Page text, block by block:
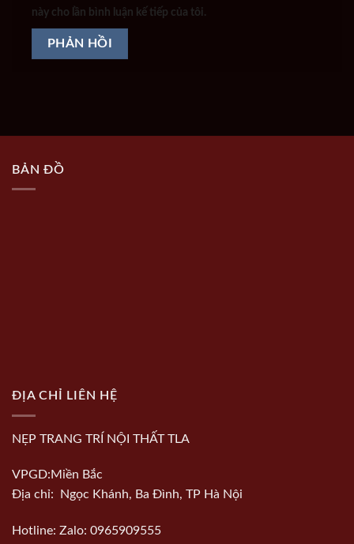
này cho lần bình luận kế tiếp của tôi.
BẢN ĐỒ
ĐỊA CHỈ LIÊN HỆ
NẸP TRANG TRÍ NỘI THẤT TLA
VPGD:Miền Bắc
Địa chỉ: Ngọc Khánh, Ba Đình, TP Hà Nội
Hotline: Zalo: 0965909555